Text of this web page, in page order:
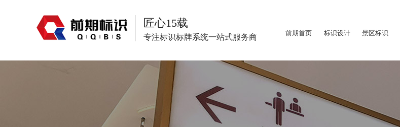
匠心15载
专注标识标牌系统一站式服务商 前期首页 标识设计 景区标识